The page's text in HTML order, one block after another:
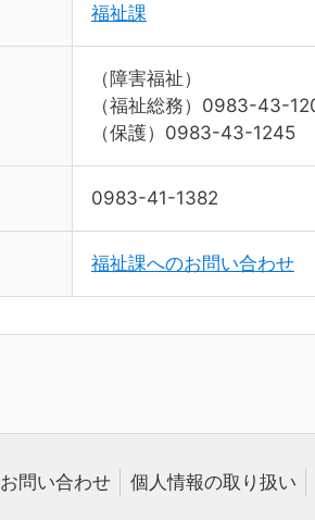
福祉課
（障害福祉）
（福祉総務）0983-43-
（保護）0983-43-1245
0983-41-1382
福祉課へのお問い合わせ
お問い合わせ 個人情報の取り扱い